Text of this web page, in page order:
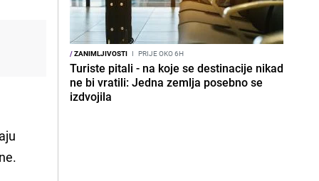
/ZANIMLJIVOSTI I PRIJE OKO 6H
Turiste pitali - na koje se destinacije nikad
ne bi vratili: Jedna zemlja posebno se
izdvojila